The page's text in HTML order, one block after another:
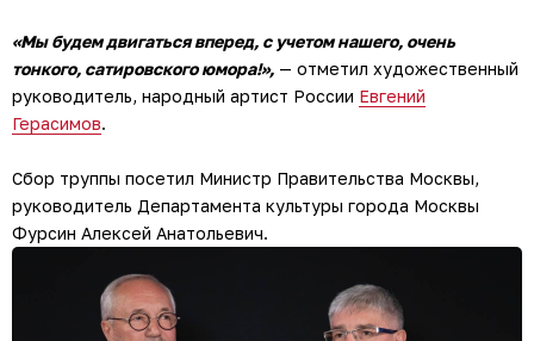
«Мы будем двигаться вперед, с учетом нашего, очень
тонкого, сатировского юмора!», — отметил художественный
руководитель, народный артист России Евгений
Герасимов.
Сбор труппы посетил Министр Правительства Москвы,
руководитель Департамента культуры города Москвы
Фурсин Алексей Анатольевич.